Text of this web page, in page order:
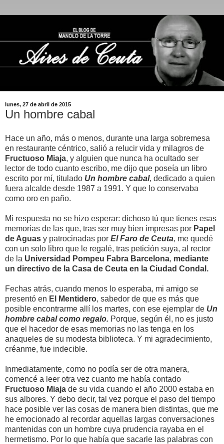
lunes, 27 de abril de 2015
Un hombre cabal
Hace un año, más o menos, durante una larga sobremesa
en restaurante céntrico, salió a relucir vida y milagros de
Fructuoso Miaja, y alguien que nunca ha ocultado ser
lector de todo cuanto escribo, me dijo que poseía un libro
escrito por mí, titulado Un hombre cabal, dedicado a quien
fuera alcalde desde 1987 a 1991. Y que lo conservaba
como oro en paño.
Mi respuesta no se hizo esperar: dichoso tú que tienes esas
memorias de las que, tras ser muy bien impresas por Papel
de Aguas y patrocinadas por El Faro de Ceuta, me quedé
con un solo libro que le regalé, tras petición suya, al rector
de la Universidad Pompeu Fabra Barcelona, mediante
un directivo de la Casa de Ceuta en la Ciudad Condal.
Fechas atrás, cuando menos lo esperaba, mi amigo se
presentó en El Mentidero, sabedor de que es más que
posible encontrarme allí los martes, con ese ejemplar de Un
hombre cabal como regalo. Porque, según él, no es justo
que el hacedor de esas memorias no las tenga en los
anaqueles de su modesta biblioteca. Y mi agradecimiento,
créanme, fue indecible.
Inmediatamente, como no podía ser de otra manera,
comencé a leer otra vez cuanto me había contado
Fructuoso Miaja de su vida cuando el año 2000 estaba en
sus albores. Y debo decir, tal vez porque el paso del tiempo
hace posible ver las cosas de manera bien distintas, que me
he emocionado al recordar aquellas largas conversaciones
mantenidas con un hombre cuya prudencia rayaba en el
hermetismo. Por lo que había que sacarle las palabras con